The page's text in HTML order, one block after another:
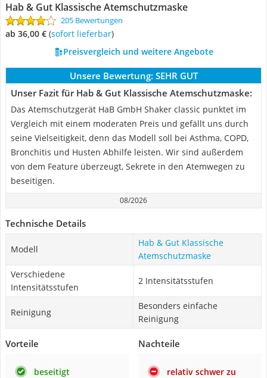
Hab & Gut Klassische Atemschutzmaske
205 Bewertungen
ab 36,00 € ( Sofort lieferbar)
Preisvergleich und weitere Angebote
Unsere Bewertung: SEHR GUT
Unser Fazit für Hab & Gut Klassische Atemschutzmaske:
Das Atemschutzgerät HaB GmbH Shaker classic punktet im
Vergleich mit einem moderaten Preis und gefällt uns durch
seine Vielseitigkeit, denn das Modell soll bei Asthma, COPD,
Bronchitis und Husten Abhilfe leisten. Wir sind außerdem
von dem Feature überzeugt, Sekrete in den Atemwegen zu
beseitigen.
08/2026
Technische Details
Modell
Hab & Gut Klassische
Atemschutzmaske
Verschiedene
Intensitätsstufen
2 Intensitätsstufen
Reinigung
Besonders einfache
Reinigung
Vorteile
beseitigt
Nachteile
relativ schwer zu